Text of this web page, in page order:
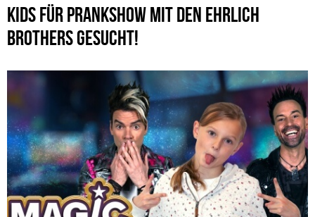
KIDS FÜR PRANKSHOW MIT DEN EHRLICH
BROTHERS GESUCHT!